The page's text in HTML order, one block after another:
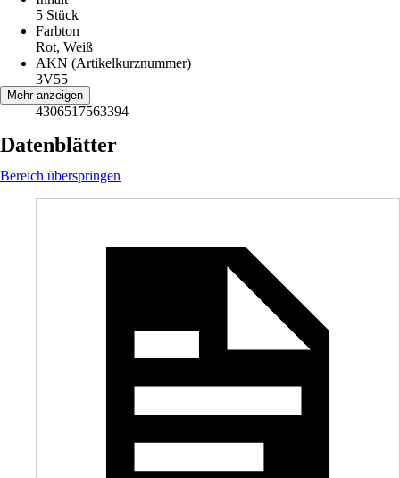
5 Stück
Farbton
Rot, Weiß
AKN (Artikelkurznummer)
3V55
EAN
4306517563394
Mehr anzeigen
Datenblätter
Bereich überspringen